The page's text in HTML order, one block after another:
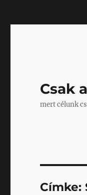
Csak
mert célunk
Címke: